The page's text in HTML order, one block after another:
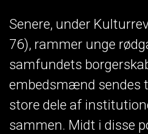
Senere, under
76), rammer unge
samfundets
embedsmænd sendes
store dele af
sammen. Midt i disse